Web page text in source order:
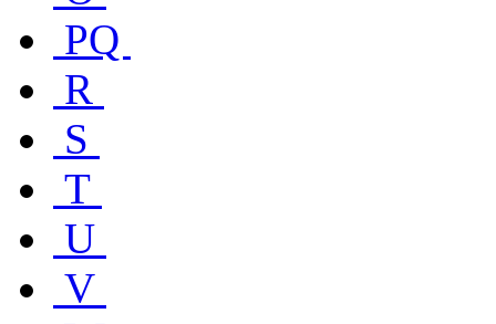
PQ
R
S
T
U
V